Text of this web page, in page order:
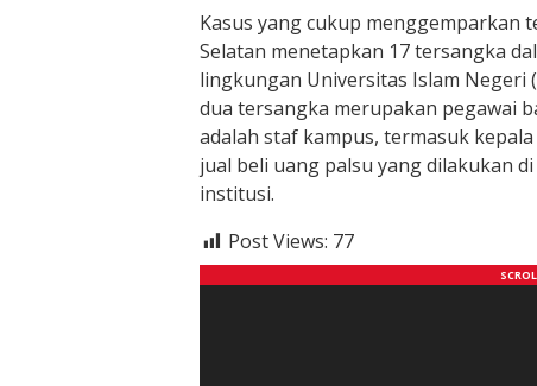
Kasus yang cukup menggemparkan
Selatan menetapkan 17 tersangka
lingkungan Universitas Islam Negeri
dua tersangka merupakan pegawai
adalah staf kampus, termasuk
jual beli uang palsu yang dilakukan
institusi.
Post Views: 77